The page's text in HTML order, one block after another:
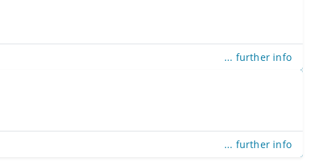
... further info
... further info